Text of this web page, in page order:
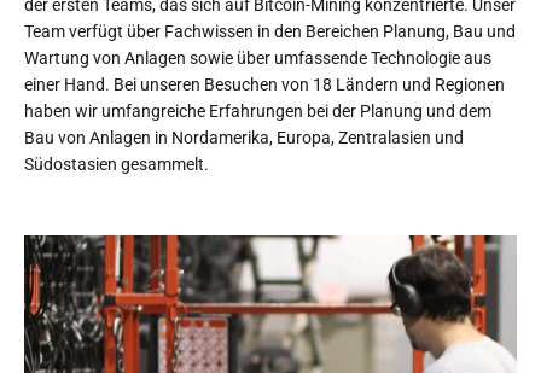
der ersten Teams, das sich auf Bitcoin-Mining konzentrierte. Unser
Team verfügt über Fachwissen in den Bereichen Planung, Bau und
Wartung von Anlagen sowie über umfassende Technologie aus
einer Hand. Bei unseren Besuchen von 18 Ländern und Regionen
haben wir umfangreiche Erfahrungen bei der Planung und dem
Bau von Anlagen in Nordamerika, Europa, Zentralasien und
Südostasien gesammelt.